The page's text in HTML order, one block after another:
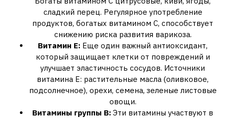
сладкий перец. Регулярное употребление
продуктов, богатых витамином С, способствует
снижению риска развития варикоза.
Витамин Е: Еще один важный антиоксидант,
который защищает клетки от повреждений и
улучшает эластичность сосудов. Источники
витамина Е: растительные масла (оливковое,
подсолнечное), орехи, семена, зеленые листовые
овощи.
Витамины группы В: Эти витамины участвуют в